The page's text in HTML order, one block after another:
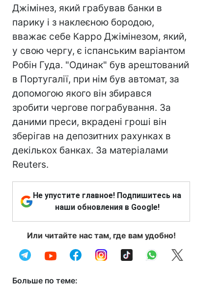
Джімінез, який грабував банки в
парику і з наклеєною бородою,
вважає себе Карро Джімінезом, який,
у свою чергу, є іспанським варіантом
Робін Гуда. "Одинак" був арештований
в Португалії, при нім був автомат, за
допомогою якого він збирався
зробити чергове пограбування. За
даними преси, вкрадені гроші він
зберігав на депозитних рахунках в
декількох банках. За матеріалами
Reuters.
Не упустите главное! Подпишитесь на
наши обновления в Google!
Или читайте нас там, где вам удобно!
Больше по теме: